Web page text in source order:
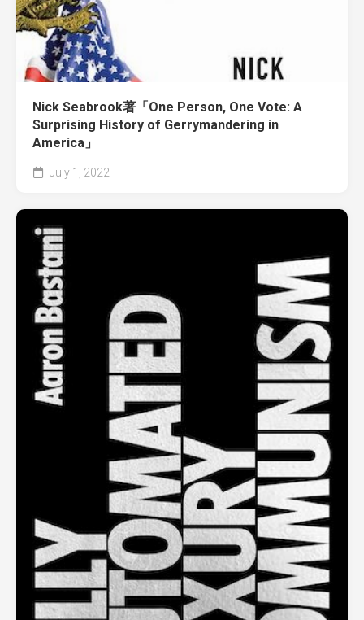
Nick Seabrook著「One Person, One Vote: A
Surprising History of Gerrymandering in
America」
July 1, 2022